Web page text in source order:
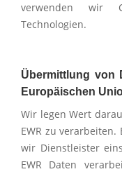
verwenden wir
Technologien.
Übermittlung von
Europäischen
Wir legen Wert
EWR zu
wir Dienstleister
EWR Daten